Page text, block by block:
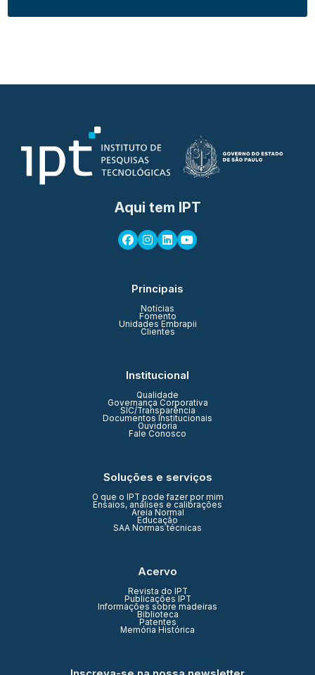
Aqui tem IPT
Principais
Notícias
Fomento
Unidades Embrapii
Clientes
Institucional
Qualidade
Governança Corporativa
SIC/Transparência
Documentos Institucionais
Ouvidoria
Fale Conosco
Soluções e serviços
O que o IPT pode fazer por mim
Ensaios, análises e calibrações
Areia Normal
Educação
SAA Normas técnicas
Acervo
Revista do IPT
Publicações IPT
Informações sobre madeiras
Biblioteca
Patentes
Memória Histórica